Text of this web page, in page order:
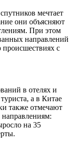
мечтает
они объясняют
При этом
направлений
происшествиях с
в отелях и
а в Китае
также отмечают
направлениям:
на 35